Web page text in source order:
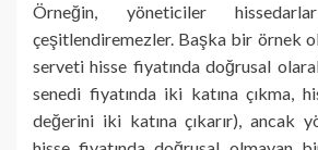
Örneğin, yöneticiler
çeşitlendiremezler. Başka bir örnek
serveti hisse fiyatında doğrusal
senedi fiyatında iki katına çıkma,
değerini iki katına çıkarır), ancak